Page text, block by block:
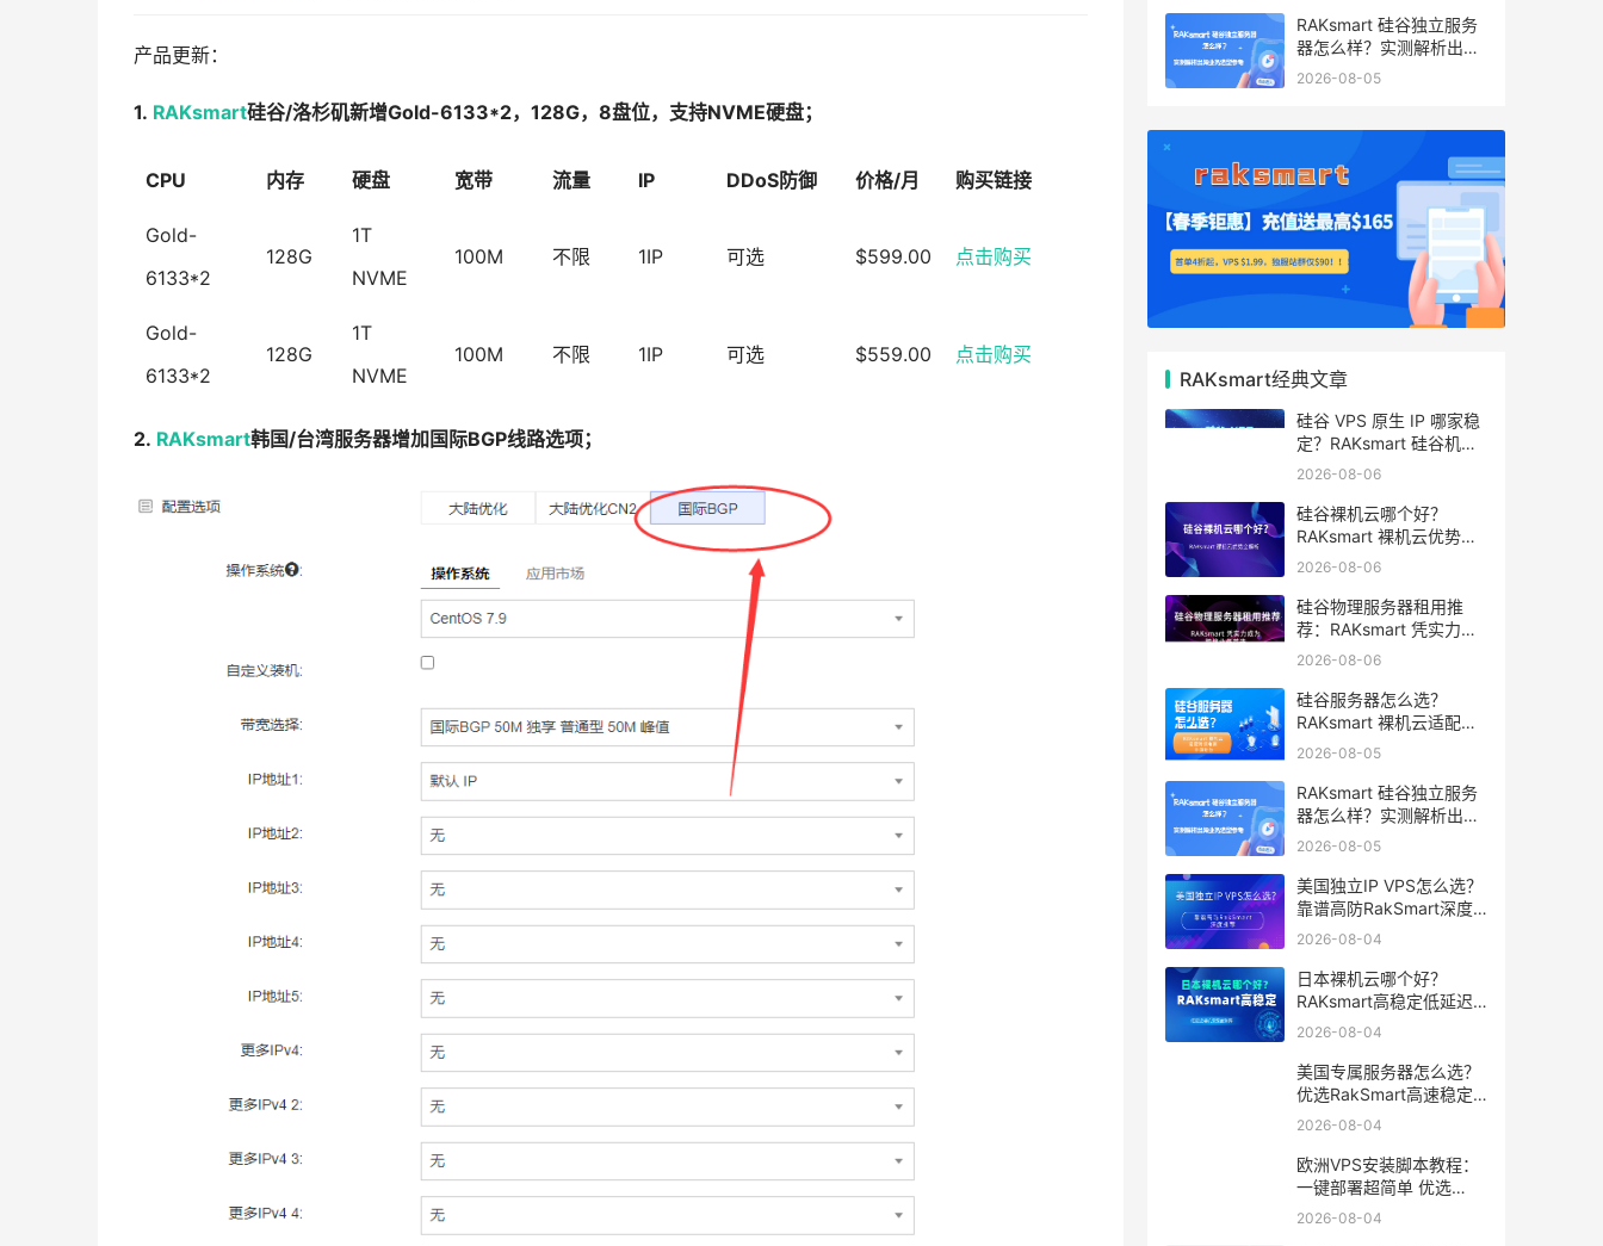
产品更新：
1. RAKsmart硅谷/洛杉矶新增Gold-6133*2，128G，8盘位，支持NVME硬盘；
CPU 内存 硬盘 宽带 流量 IP DDoS防御 价格/月 购买链接
Gold-
6133*2
128G
1T
NVME
100M 不限 1IP 可选 $599.00 点击购买
Gold-
6133*2
128G
1T
NVME
100M 不限 1IP 可选 $559.00 点击购买
2. RAKsmart韩国/台湾服务器增加国际BGP线路选项；
RAKsmart 硅谷独立服务
器怎么样？实测解析出海
业务选型参考
2026-08-05
RAKsmart经典文章
硅谷 VPS 原生 IP 哪家稳
定？RAKsmart 硅谷机房
深度评测
2026-08-06
硅谷裸机云哪个好？
RAKsmart 裸机云优势全
解析
2026-08-06
硅谷物理服务器租用推
荐：RAKsmart 凭实力成
为跨境业务首选
2026-08-06
硅谷服务器怎么选？
RAKsmart 裸机云适配跨
境电商 手游后台
2026-08-05
RAKsmart 硅谷独立服务
器怎么样？实测解析出海
业务选型参考
2026-08-05
美国独立IP VPS怎么选？
靠谱高防RakSmart深度
推荐
2026-08-04
日本裸机云哪个好？
RAKsmart高稳定低延迟
裸机云深度测评
2026-08-04
美国专属服务器怎么选？
优选RakSmart高速稳定
独立服务器
2026-08-04
欧洲VPS安装脚本教程：
一键部署超简单 优选
RakSmart欧洲机房
2026-08-04